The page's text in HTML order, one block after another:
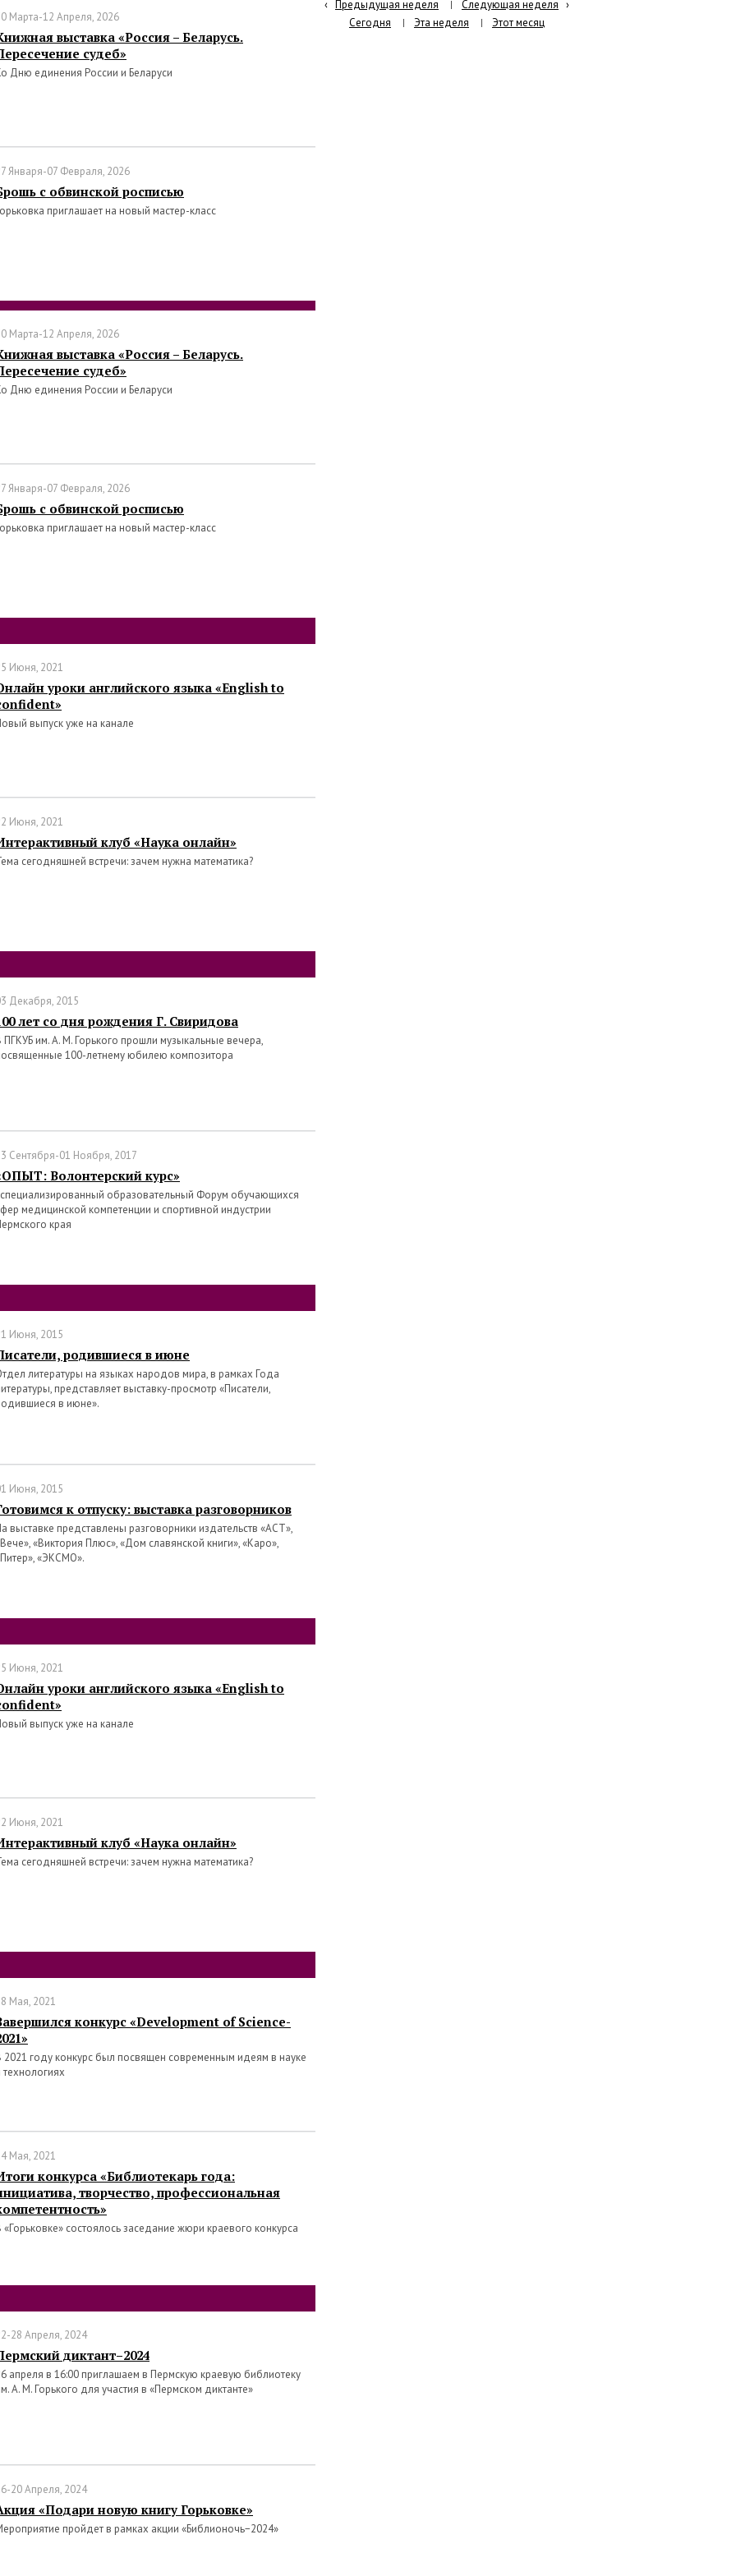
Марта-12 Апреля, 2026
выставка «Россия – Беларусь.
судеб»
Дню единения России и Беларуси
Января-07 Февраля, 2026
с обвинской росписью
приглашает на новый мастер-класс
Марта-12 Апреля, 2026
выставка «Россия – Беларусь.
судеб»
Дню единения России и Беларуси
Января-07 Февраля, 2026
с обвинской росписью
приглашает на новый мастер-класс
Июня, 2021
уроки английского языка «English to
выпуск уже на канале
Июня, 2021
клуб «Наука онлайн»
сегодняшней встречи: зачем нужна математика?
Декабря, 2015
лет со дня рождения Г. Свиридова
ПГКУБ им. А. М. Горького прошли музыкальные вечера,
100-летнему юбилею композитора
Сентября-01 Ноября, 2017
Волонтерский курс»
образовательный Форум обучающихся
медицинской компетенции и спортивной индустрии
края
Июня, 2015
родившиеся в июне
литературы на языках народов мира, в рамках Года
представляет выставку-просмотр «Писатели,
в июне».
Июня, 2015
к отпуску: выставка разговорников
выставке представлены разговорники издательств «АСТ»,
«Виктория Плюс», «Дом славянской книги», «Каро»,
«ЭКСМО».
Июня, 2021
уроки английского языка «English to
выпуск уже на канале
Июня, 2021
клуб «Наука онлайн»
сегодняшней встречи: зачем нужна математика?
Мая, 2021
конкурс «Development of Science-
2021 году конкурс был посвящен современным идеям в науке
технологиях
Мая, 2021
конкурса «Библиотекарь года:
творчество, профессиональная
«Горьковке» состоялось заседание жюри краевого конкурса
28 Апреля, 2024
диктант–2024
апреля в 16:00 приглашаем в Пермскую краевую библиотеку
А. М. Горького для участия в «Пермском диктанте»
20 Апреля, 2024
«Подари новую книгу Горьковке»
пройдет в рамках акции «Библионочь−2024»
‹ Предыдущая неделя Следующая неделя ›
Сегодня
Эта неделя Этот месяц